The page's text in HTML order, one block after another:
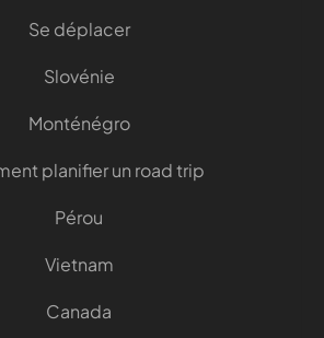
Se déplacer
Slovénie
Monténégro
planifier un road trip
Pérou
Vietnam
Canada